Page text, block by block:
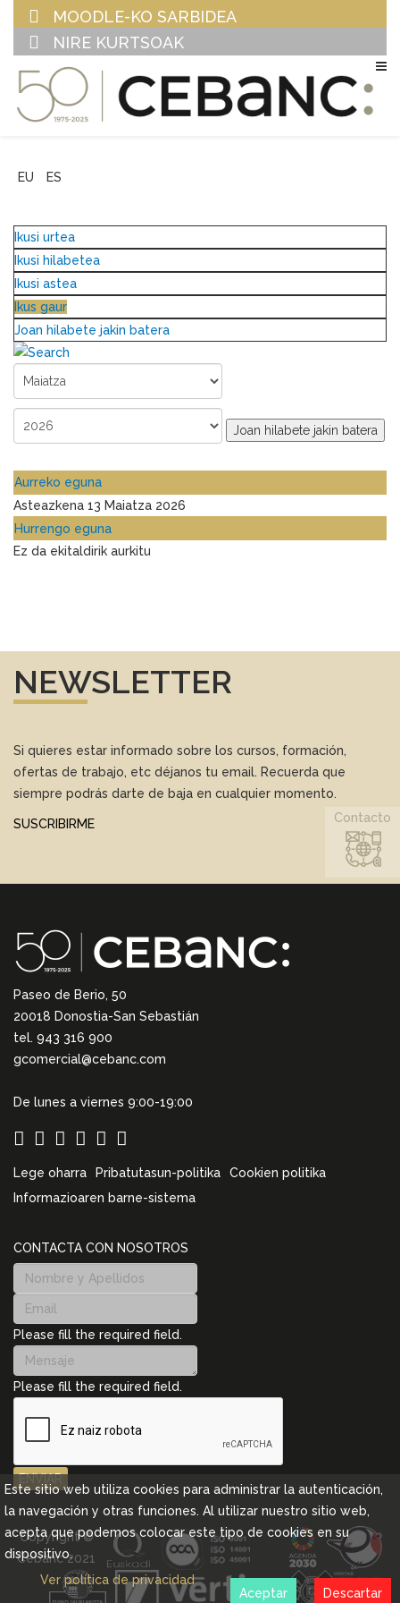
MOODLE-KO SARBIDEA
NIRE KURTSOAK
EU ES
Ikusi urtea
Ikusi hilabetea
Ikusi astea
Ikus gaur
Joan hilabete jakin batera
Joan hilabete jakin batera
Aurreko eguna
Asteazkena 13 Maiatza 2026
Hurrengo eguna
Ez da ekitaldirik aurkitu
NEWSLETTER
Si quieres estar informado sobre los cursos, formación,
ofertas de trabajo, etc déjanos tu email. Recuerda que
siempre podrás darte de baja en cualquier momento.
SUSCRIBIRME
Paseo de Berio, 50
20018 Donostia-San Sebastián
tel. 943 316 900
gcomercial@cebanc.com
De lunes a viernes 9:00-19:00
Lege oharra Pribatutasun-politika
Cookien politika
Informazioaren barne-sistema
CONTACTA CON NOSOTROS
Please fill the required field.
Please fill the required field.
ENVIAR
Contacto
Copyright ©
Cebanc 2021
Este sitio web utiliza cookies para administrar la autenticación,
la navegación y otras funciones. Al utilizar nuestro sitio web,
acepta que podemos colocar este tipo de cookies en su
dispositivo.
Ver política de privacidad
Descartar
Aceptar